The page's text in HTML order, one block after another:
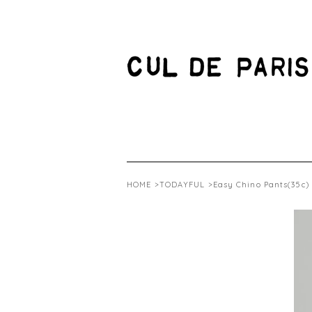
HOME >TODAYFUL >Easy Chino Pants(35c)